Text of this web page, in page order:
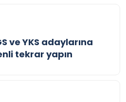
ve YKS adaylarına
tekrar yapın